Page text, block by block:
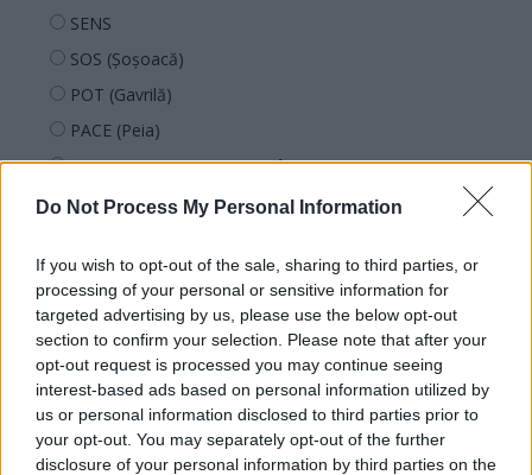
Do Not Process My Personal Information
If you wish to opt-out of the sale, sharing to third parties, or
processing of your personal or sensitive information for
targeted advertising by us, please use the below opt-out
section to confirm your selection. Please note that after your
opt-out request is processed you may continue seeing
interest-based ads based on personal information utilized by
us or personal information disclosed to third parties prior to
your opt-out. You may separately opt-out of the further
disclosure of your personal information by third parties on the
SENS
SOS (Șoșoacă)
POT (Gavrilă)
PACE (Peia)
Acțiunea Conservatoare (Târziu)
PDF (Lazarus)
PNȚCD (Pavelescu)
PNCR (Terheș)
Partidul Patrioților (Surugiu)
FAR (Coarnă)
România pe Primul Loc (Ponta)
Altul